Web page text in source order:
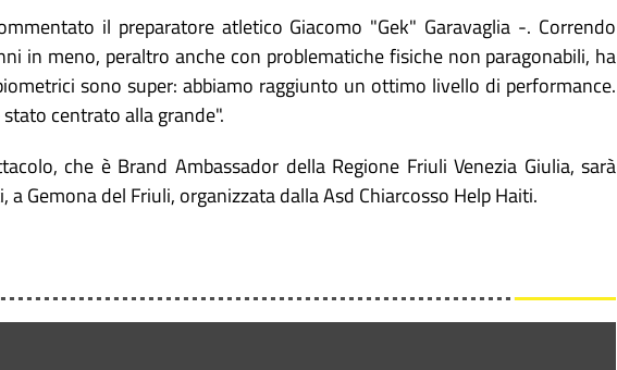
il preparatore atletico Giacomo "Gek" Garavaglia -. Correndo
in meno, peraltro anche con problematiche fisiche non paragonabili, ha
sono super: abbiamo raggiunto un ottimo livello di performance.
centrato alla grande".
che è Brand Ambassador della Regione Friuli Venezia Giulia, sarà
Gemona del Friuli, organizzata dalla Asd Chiarcosso Help Haiti.